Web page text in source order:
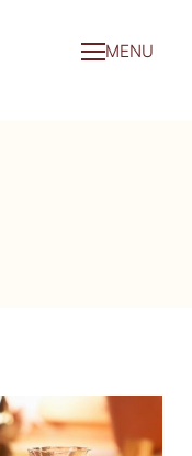
MENU